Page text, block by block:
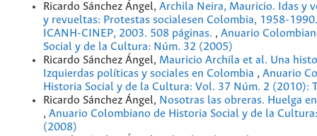
Ricardo Sánchez Ángel, Archila Neira, Mauricio. Idas y
y revueltas: Protestas socialesen Colombia, 1958-
ICANH-CINEP, 2003. 508 páginas. , Anuario
Social y de la Cultura: Núm. 32 (2005)
Ricardo Sánchez Ángel, Mauricio Archila et al. Una
Izquierdas políticas y sociales en Colombia , Anuario
Historia Social y de la Cultura: Vol. 37 Núm. 2 (2010):
Ricardo Sánchez Ángel, Nosotras las obreras. Huelga
, Anuario Colombiano de Historia Social y de la
(2008)